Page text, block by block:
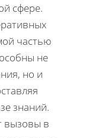
сфере.
частью
не
но и
знаний.
вызовы в